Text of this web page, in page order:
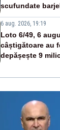
scufundate
6 aug. 2026, 19:19
Loto 6/49, 6
câștigătoare au
depășește 9